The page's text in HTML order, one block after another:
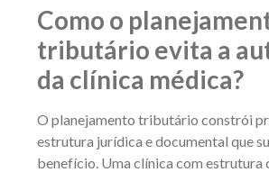
Como o
tributário evita a
da clínica médica?
O planejamento tributário constrói
estrutura jurídica e documental que
benefício. Uma clínica com estrutura